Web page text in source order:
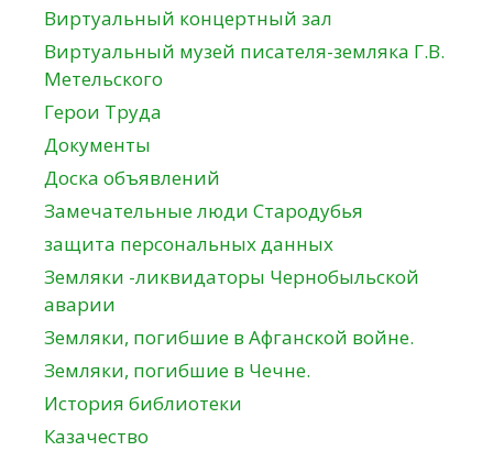
Виртуальный концертный зал
Виртуальный музей писателя-земляка Г.В.
Метельского
Герои Труда
Документы
Доска объявлений
Замечательные люди Стародубья
защита персональных данных
Земляки -ликвидаторы Чернобыльской
аварии
Земляки, погибшие в Афганской войне.
Земляки, погибшие в Чечне.
История библиотеки
Казачество